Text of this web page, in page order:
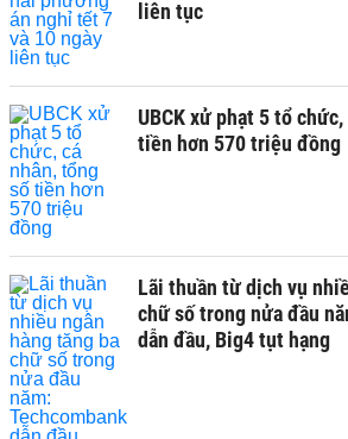
liên tục
UBCK xử phạt 5 tổ
tiền hơn 570 triệu đồng
Lãi thuần từ dịch vụ
chữ số trong nửa đầu
dẫn đầu, Big4 tụt hạng